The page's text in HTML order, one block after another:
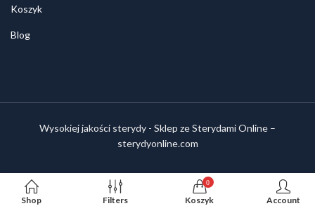
Koszyk
Blog
Wysokiej jakości sterydy - Sklep ze Sterydami Online –
sterydyonline.com
Shop Filters
0
Koszyk Account